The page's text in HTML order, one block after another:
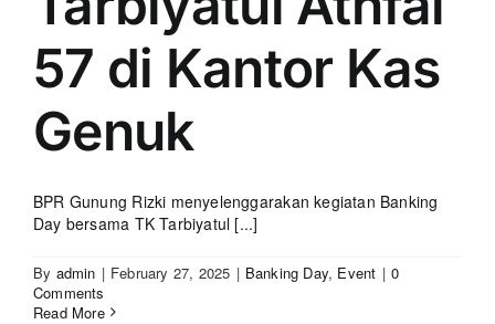
57 di Kantor Kas
Genuk
BPR Gunung Rizki menyelenggarakan kegiatan Banking
Day bersama TK Tarbiyatul [...]
By admin | February 27, 2025 | Banking Day, Event | 0
Comments
Read More